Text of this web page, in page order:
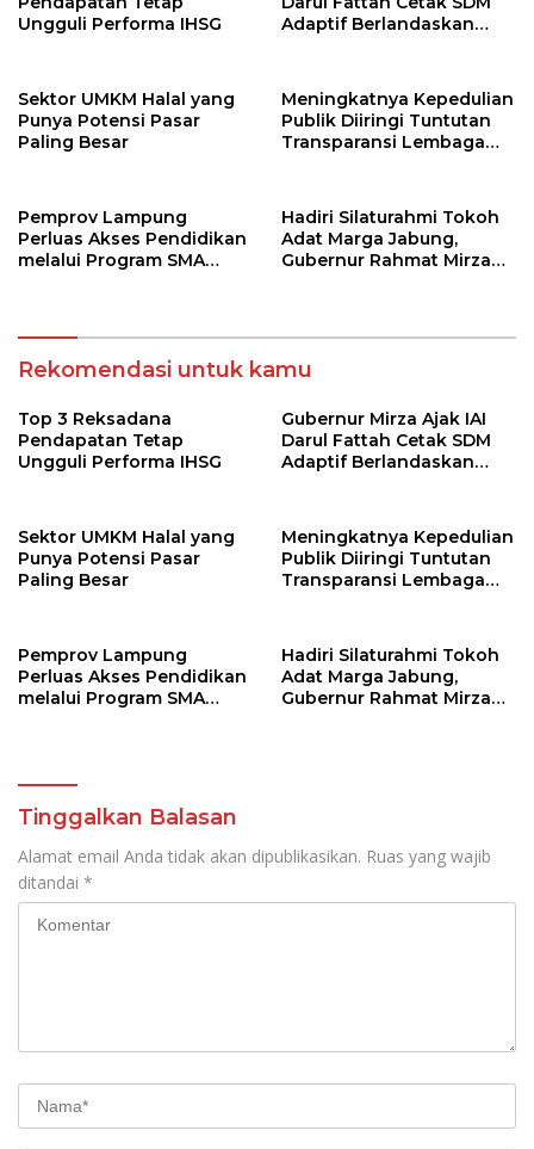
Ungguli Performa IHSG
Adaptif Berlandaskan
Sektor UMKM Halal yang
Punya Potensi Pasar
Paling Besar
Meningkatnya Kepedulian
Publik Diiringi Tuntutan
Transparansi Lembaga
Pemprov Lampung
Perluas Akses Pendidikan
melalui Program SMA
Hadiri Silaturahmi Tokoh
Adat Marga Jabung,
Gubernur Rahmat Mirzani
Penguatan Budaya dan
SDM
Rekomendasi untuk kamu
Top 3 Reksadana
Pendapatan Tetap
Ungguli Performa IHSG
Gubernur Mirza Ajak IAI
Darul Fattah Cetak SDM
Adaptif Berlandaskan
Sektor UMKM Halal yang
Punya Potensi Pasar
Paling Besar
Meningkatnya Kepedulian
Publik Diiringi Tuntutan
Transparansi Lembaga
Pemprov Lampung
Perluas Akses Pendidikan
melalui Program SMA
Hadiri Silaturahmi Tokoh
Adat Marga Jabung,
Gubernur Rahmat Mirzani
Tinggalkan Balasan
Alamat email Anda tidak akan dipublikasikan. Ruas yang wajib
ditandai *